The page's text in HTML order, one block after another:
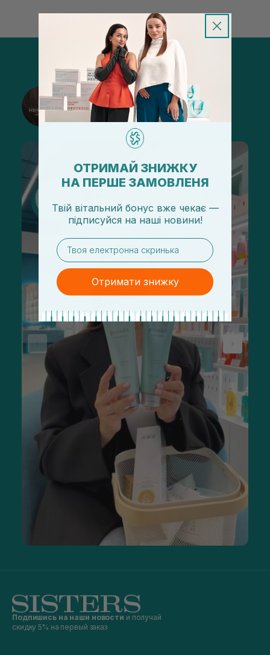
@sisters_stelmakh в Instagram
Подписаться
Подпишись на наши новости и получай
скидку 5% на первый заказ
ОТРИМАЙ ЗНИЖКУ
НА ПЕРШЕ ЗАМОВЛЕНЯ
Твій вітальний бонус вже чекає —
підписуйся на наші новини!
email
Отримати знижку